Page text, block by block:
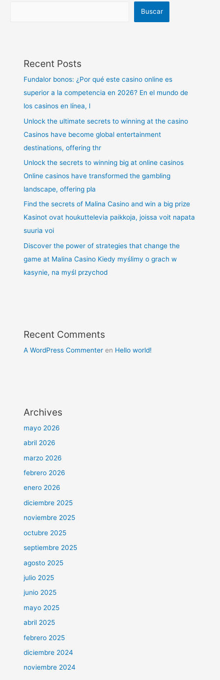
Buscar
Recent Posts
Fundalor bonos: ¿Por qué este casino online es
superior a la competencia en 2026? En el mundo de
los casinos en línea, l
Unlock the ultimate secrets to winning at the casino
Casinos have become global entertainment
destinations, offering thr
Unlock the secrets to winning big at online casinos
Online casinos have transformed the gambling
landscape, offering pla
Find the secrets of Malina Casino and win a big prize
Kasinot ovat houkuttelevia paikkoja, joissa voit napata
suuria voi
Discover the power of strategies that change the
game at Malina Casino Kiedy myślimy o grach w
kasynie, na myśl przychod
Recent Comments
A WordPress Commenter en Hello world!
Archives
mayo 2026
abril 2026
marzo 2026
febrero 2026
enero 2026
diciembre 2025
noviembre 2025
octubre 2025
septiembre 2025
agosto 2025
julio 2025
junio 2025
mayo 2025
abril 2025
febrero 2025
diciembre 2024
noviembre 2024